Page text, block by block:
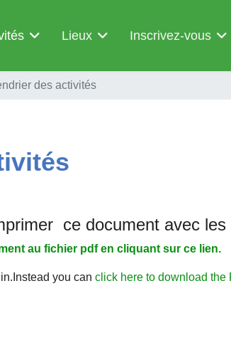
Lieux Inscrivez-vous
des activités
ce document avec
au fichier pdf en cliquant sur ce lien.
you can click here to download the